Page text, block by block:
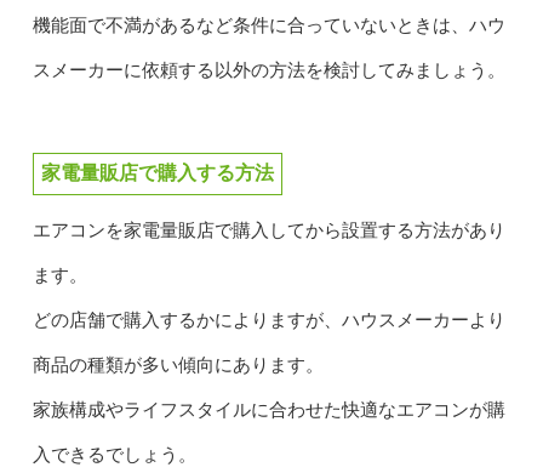
機能面で不満があるなど条件に合っていないときは、ハウ
スメーカーに依頼する以外の方法を検討してみましょう。
家電量販店で購入する方法
エアコンを家電量販店で購入してから設置する方法があり
ます。
どの店舗で購入するかによりますが、ハウスメーカーより
商品の種類が多い傾向にあります。
家族構成やライフスタイルに合わせた快適なエアコンが購
入できるでしょう。